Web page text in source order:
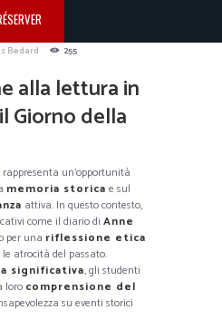
Bedard 255
alla lettura in
Giorno della
un’opportunità
memoria storica e sul
attiva. In questo contesto,
come il diario di Anne
per una riflessione etica
atrocità del passato.
significativa, gli studenti
loro comprensione del
su eventi storici